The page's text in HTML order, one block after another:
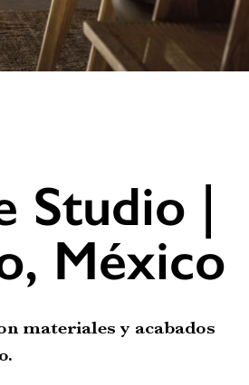
Studio |
México
materiales y acabados